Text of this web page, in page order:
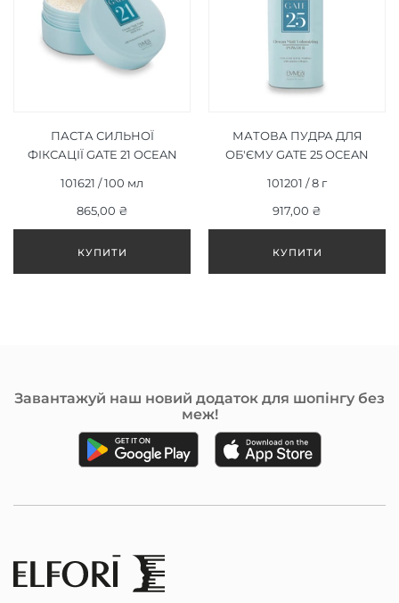
ПАСТА СИЛЬНОЇ
ФІКСАЦІЇ GATE 21 OCEAN
ML
101621 / 100 мл
865,00 ₴
МАТОВА ПУДРА ДЛЯ
ОБ'ЄМУ GATE 25 OCEAN
POWDER 8 Г
101201 / 8 г
917,00 ₴
Завантажуй наш новий додаток для шопінгу без
меж!